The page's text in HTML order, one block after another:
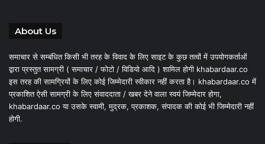
About Us
समाचार से सम्बंधित किसी भी तरह के विवाद के लिए साइट के कुछ तत्वों में उपयोगकर्ताओं
द्वारा प्रस्तुत सामग्री ( समाचार / फोटो / विडियो आदि ) शामिल होगी khabardaar.co
इस तरह की सामग्रियों के लिए कोई जिम्मेदारी स्वीकार नहीं करता है। khabardaar.co में
प्रकाशित ऐसी सामग्री के लिए संवाददाता / खबर देने वाला स्वयं जिम्मेदार होगा,
khabardaar.co या उसके स्वामी, मुद्रक, प्रकाशक, संपादक की कोई भी जिम्मेदारी नहीं
होगी.